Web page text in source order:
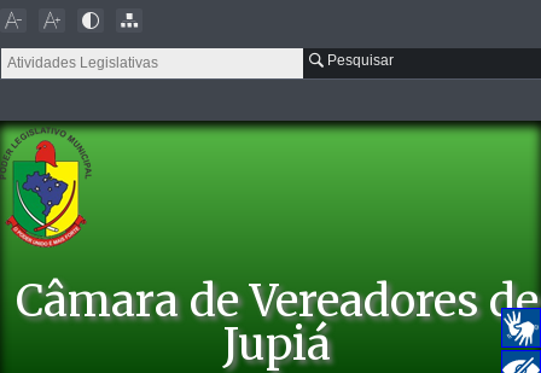
Pesquisar
Câmara de Vereadores de
Jupiá